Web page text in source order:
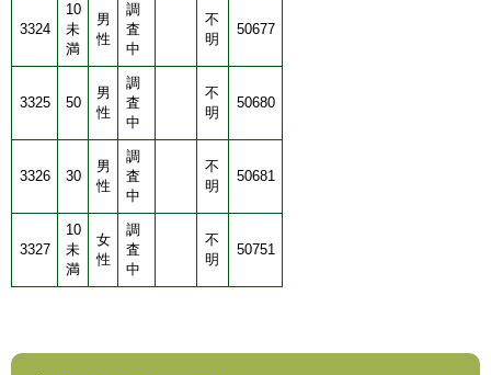
3324
10
未
満
男
性
調
査
中
不
明
50677
3325 50
男
性
調
査
中
不
明
50680
3326 30
男
性
調
査
中
不
明
50681
3327
10
未
満
女
性
調
査
中
不
明
50751